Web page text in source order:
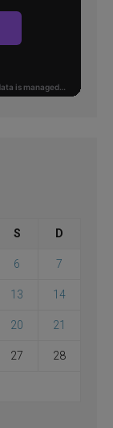
S D
6 7
13 14
20 21
27 28